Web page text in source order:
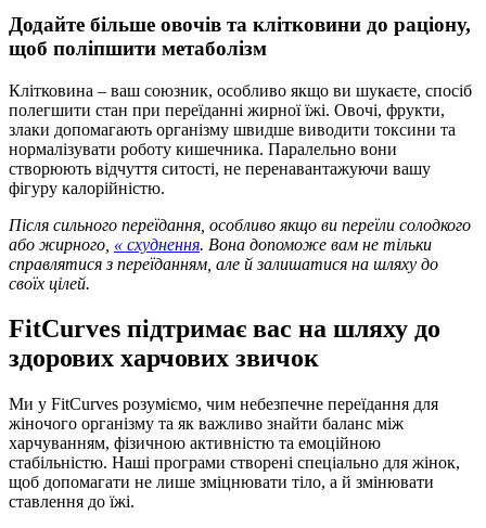
Додайте більше овочів та клітковини до раціону,
щоб поліпшити метаболізм
Клітковина – ваш союзник, особливо якщо ви шукаєте, спосіб
полегшити стан при переїданні жирної їжі. Овочі, фрукти,
злаки допомагають організму швидше виводити токсини та
нормалізувати роботу кишечника. Паралельно вони
створюють відчуття ситості, не перенавантажуючи вашу
фігуру калорійністю.
Після сильного переїдання , особливо якщо ви переїли солодкого
або жирного « схуднення. Вона допоможе вам не тільки
справлятися з переїданням, але й залишатися на шляху до
своїх цілей.
FitCurves підтримає вас на шляху до
здорових харчових звичок
Ми у FitCurves розуміємо, чим небезпечне переїдання для
жіночого організму та як важливо знайти баланс між
харчуванням, фізичною активністю та емоційною
стабільністю. Наші програми створені спеціально для жінок,
щоб допомагати не лише зміцнювати тіло, а й змінювати
ставлення до їжі.